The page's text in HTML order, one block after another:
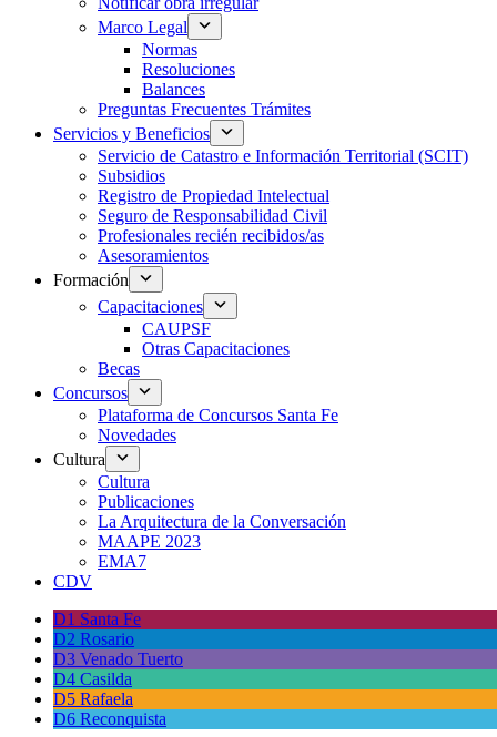
Marco Legal
Normas
Resoluciones
Balances
Preguntas Frecuentes Trámites
Servicios y Beneficios
Servicio de Catastro e Información Territorial (SCIT)
Subsidios
Registro de Propiedad Intelectual
Seguro de Responsabilidad Civil
Profesionales recién recibidos/as
Asesoramientos
Formación
Capacitaciones
CAUPSF
Otras Capacitaciones
Becas
Concursos
Plataforma de Concursos Santa Fe
Novedades
Cultura
Cultura
Publicaciones
La Arquitectura de la Conversación
MAAPE 2023
EMA7
CDV
D1 Santa Fe
D2 Rosario
D3 Venado Tuerto
D4 Casilda
D5 Rafaela
D6 Reconquista